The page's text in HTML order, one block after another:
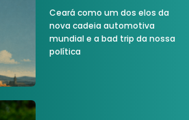
Ceará como um dos elos da
nova cadeia automotiva
mundial e a bad trip da nossa
política